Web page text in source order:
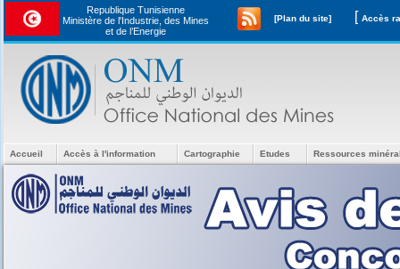
Republique Tunisienne
Ministère de l'Industrie, des Mines
et de l’Energie
[Plan du site] [
Accueil Accès à l'information Cartographie Etudes Ressources